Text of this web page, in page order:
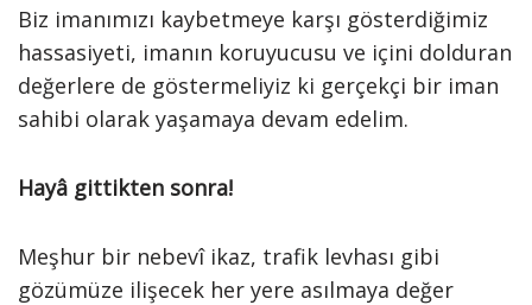
Biz imanımızı kaybetmeye karşı gösterdiğimiz
hassasiyeti, imanın koruyucusu ve içini dolduran
değerlere de göstermeliyiz ki gerçekçi bir iman
sahibi olarak yaşamaya devam edelim.
Hayâ gittikten sonra!
Meşhur bir nebevî ikaz, trafik levhası gibi
gözümüze ilişecek her yere asılmaya değer